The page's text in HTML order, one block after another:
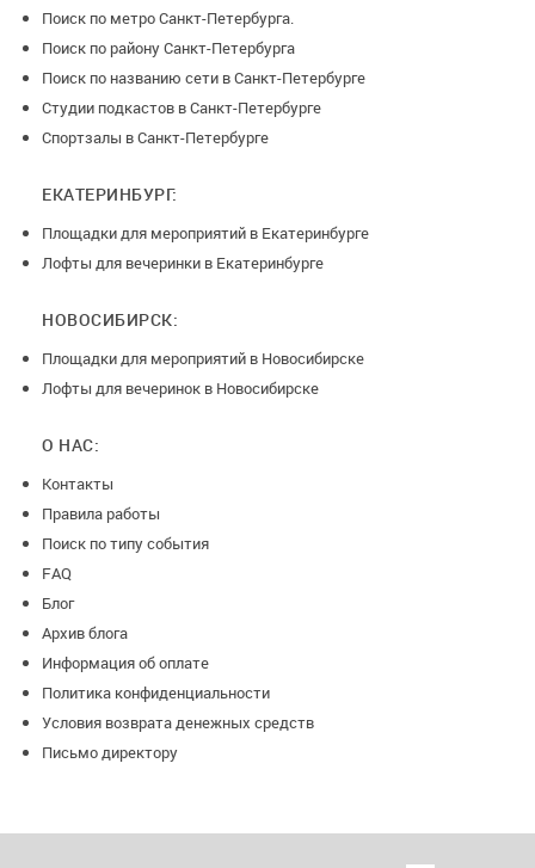
Поиск по метро Санкт-Петербурга.
Поиск по району Санкт-Петербурга
Поиск по названию сети в Санкт-Петербурге
Студии подкастов в Санкт-Петербурге
Спортзалы в Санкт-Петербурге
ЕКАТЕРИНБУРГ:
Площадки для мероприятий в Екатеринбурге
Лофты для вечеринки в Екатеринбурге
НОВОСИБИРСК:
Площадки для мероприятий в Новосибирске
Лофты для вечеринок в Новосибирске
О НАС:
Контакты
Правила работы
Поиск по типу события
FAQ
Блог
Архив блога
Информация об оплате
Политика конфиденциальности
Условия возврата денежных средств
Письмо директору